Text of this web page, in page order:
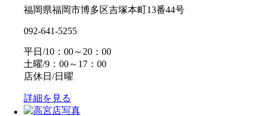
福岡県福岡市博多区吉塚本町13番44号
092-641-5255
平日/10：00～20：00
土曜/9：00～17：00
店休日/日曜
詳細を見る